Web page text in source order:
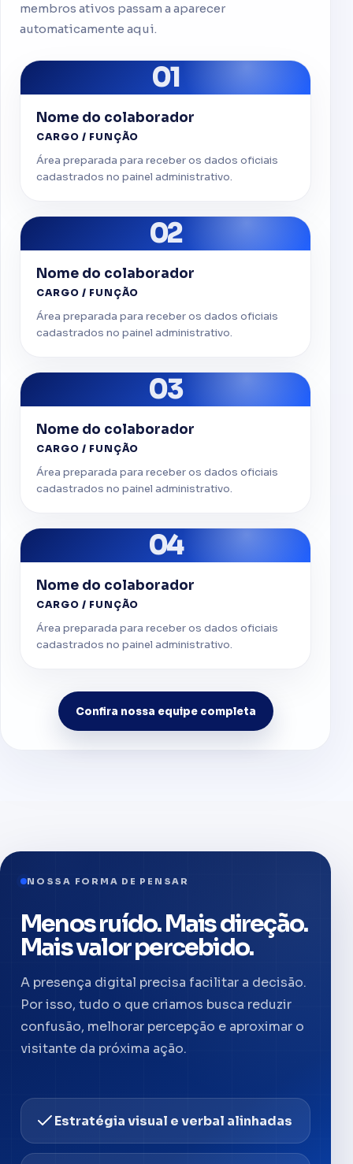
membros ativos passam a aparecer
automaticamente aqui.
01
Nome do colaborador
CARGO / FUNÇÃO
Área preparada para receber os dados oficiais
cadastrados no painel administrativo.
02
Nome do colaborador
CARGO / FUNÇÃO
Área preparada para receber os dados oficiais
cadastrados no painel administrativo.
03
Nome do colaborador
CARGO / FUNÇÃO
Área preparada para receber os dados oficiais
cadastrados no painel administrativo.
04
Nome do colaborador
CARGO / FUNÇÃO
Área preparada para receber os dados oficiais
cadastrados no painel administrativo.
Confira nossa equipe completa
NOSSA FORMA DE PENSAR
Menos ruído. Mais direção.
Mais valor percebido.
A presença digital precisa facilitar a decisão.
Por isso, tudo o que criamos busca reduzir
confusão, melhorar percepção e aproximar o
visitante da próxima ação.
Estratégia visual e verbal alinhadas